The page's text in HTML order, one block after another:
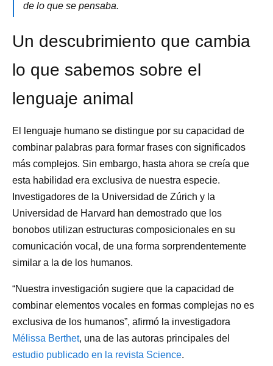
de lo que se pensaba.
Un descubrimiento que cambia
lo que sabemos sobre el
lenguaje animal
El lenguaje humano se distingue por su capacidad de
combinar palabras para formar frases con significados
más complejos. Sin embargo, hasta ahora se creía que
esta habilidad era exclusiva de nuestra especie.
Investigadores de la Universidad de Zúrich y la
Universidad de Harvard han demostrado que los
bonobos utilizan estructuras composicionales en su
comunicación vocal, de una forma sorprendentemente
similar a la de los humanos.
“Nuestra investigación sugiere que la capacidad de
combinar elementos vocales en formas complejas no es
exclusiva de los humanos”, afirmó la investigadora
Mélissa Berthet, una de las autoras principales del
estudio publicado en la revista Science.